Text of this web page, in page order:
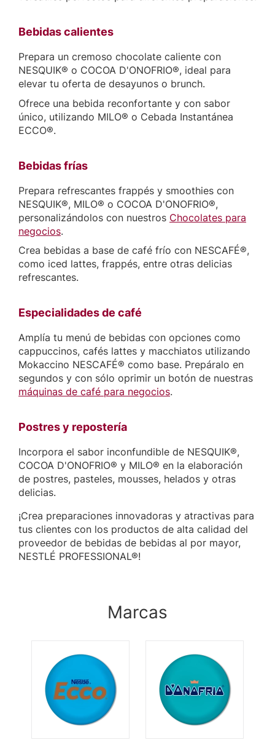
Bebidas calientes
Prepara un cremoso chocolate caliente con
NESQUIK® o COCOA D'ONOFRIO®, ideal para
elevar tu oferta de desayunos o brunch.
Ofrece una bebida reconfortante y con sabor
único, utilizando MILO® o Cebada Instantánea
ECCO®.
Bebidas frías
Prepara refrescantes frappés y smoothies con
NESQUIK®, MILO® o COCOA D'ONOFRIO®,
personalizándolos con nuestros Chocolates para
negocios.
Crea bebidas a base de café frío con NESCAFÉ®,
como iced lattes, frappés, entre otras delicias
refrescantes.
Especialidades de café
Amplía tu menú de bebidas con opciones como
cappuccinos, cafés lattes y macchiatos utilizando
Mokaccino NESCAFÉ® como base. Prepáralo en
segundos y con sólo oprimir un botón de nuestras
máquinas de café para negocios.
Postres y repostería
Incorpora el sabor inconfundible de NESQUIK®,
COCOA D'ONOFRIO® y MILO® en la elaboración
de postres, pasteles, mousses, helados y otras
delicias.
¡Crea preparaciones innovadoras y atractivas para
tus clientes con los productos de alta calidad del
proveedor de bebidas de bebidas al por mayor,
NESTLÉ PROFESSIONAL®!
Marcas